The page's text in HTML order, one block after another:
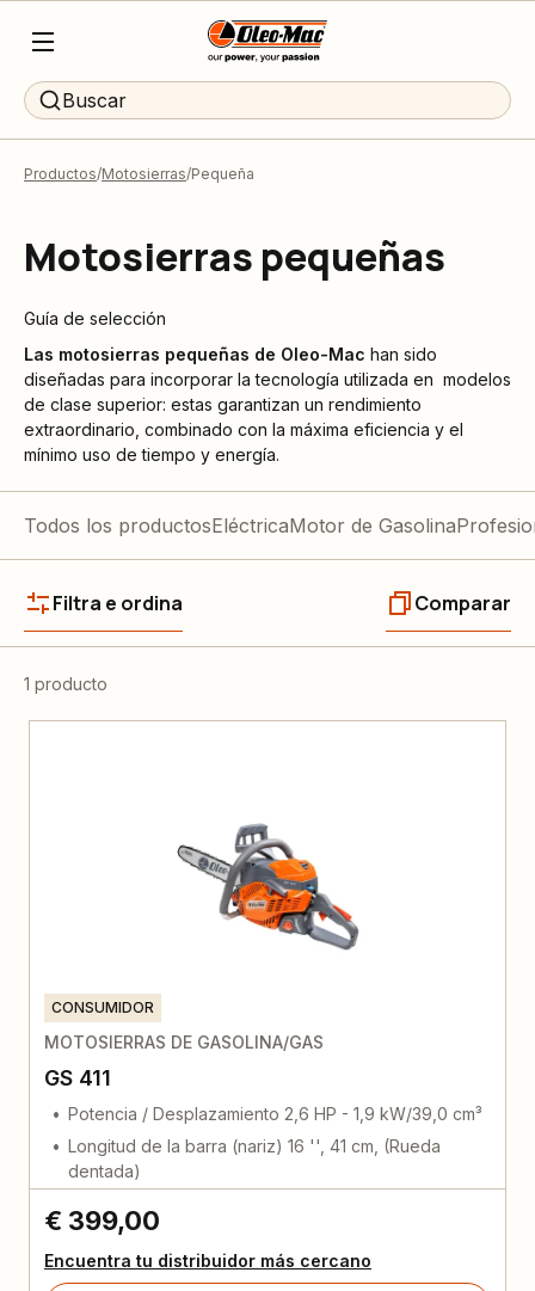
Buscar
Productos Motosierras Pequeña
Motosierras pequeñas
Guía de selección
Las motosierras pequeñas de Oleo-Mac han sido
diseñadas para incorporar la tecnología utilizada en modelos
de clase superior: estas garantizan un rendimiento
extraordinario, combinado con la máxima eficiencia y el
mínimo uso de tiempo y energía.
Todos los productosEléctricaMotor de Gasolina
Filtra e ordina Comparar
1 producto
CONSUMIDOR
MOTOSIERRAS DE GASOLINA/GAS
GS 411
Potencia / Desplazamiento 2,6 HP - 1,9 kW/39,0 cm³
Longitud de la barra (nariz) 16 '', 41 cm, (Rueda
dentada)
€ 399,00
Encuentra tu distribuidor más cercano